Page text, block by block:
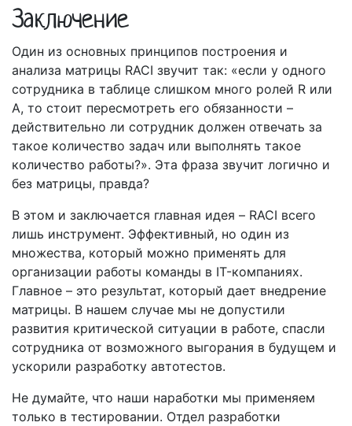
Заключение
Один из основных принципов построения и
анализа матрицы RACI звучит так: «если у одного
сотрудника в таблице слишком много ролей R или
А, то стоит пересмотреть его обязанности –
действительно ли сотрудник должен отвечать за
такое количество задач или выполнять такое
количество работы?». Эта фраза звучит логично и
без матрицы, правда?
В этом и заключается главная идея – RACI всего
лишь инструмент. Эффективный, но один из
множества, который можно применять для
организации работы команды в IT-компаниях.
Главное – это результат, который дает внедрение
матрицы. В нашем случае мы не допустили
развития критической ситуации в работе, спасли
сотрудника от возможного выгорания в будущем и
ускорили разработку автотестов.
Не думайте, что наши наработки мы применяем
только в тестировании. Отдел разработки